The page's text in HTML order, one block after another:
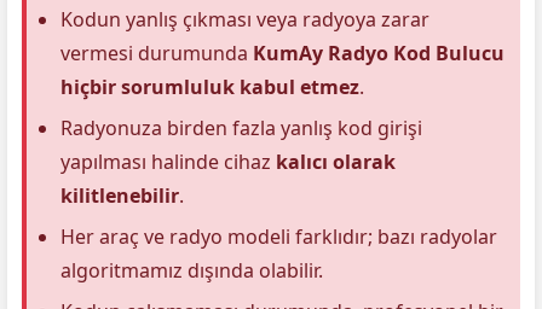
Kodun yanlış çıkması veya radyoya zarar
vermesi durumunda KumAy Radyo Kod Bulucu
hiçbir sorumluluk kabul etmez.
Radyonuza birden fazla yanlış kod girişi
yapılması halinde cihaz kalıcı olarak
kilitlenebilir.
Her araç ve radyo modeli farklıdır; bazı radyolar
algoritmamız dışında olabilir.